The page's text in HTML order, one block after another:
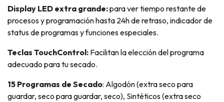
Display LED extra grande:para ver tiempo restante de
procesos y programación hasta 24h de retraso, indicador de
status de programas y funciones especiales.
Teclas TouchControl: Facilitan la elección del programa
adecuado para tu secado.
15 Programas de Secado: Algodón (extra seco para
guardar, seco para guardar, seco), Sintéticos (extra seco